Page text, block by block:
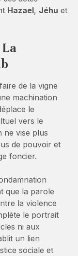
Hazael, Jéhu et
de la vigne
machination
le
vers le
ne vise plus
de pouvoir et
foncier.
que la parole
la violence
le portrait
ni aux
un lien
sociale et